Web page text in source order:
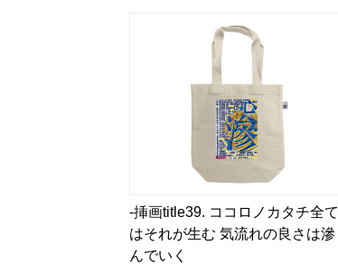
-挿画title39. ココロノカタチ全て
はそれが生む 気流れの良さは滲
んでいく